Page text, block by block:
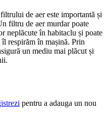
de aer este importantă și
filtru de aer murdar poate
neplăcute în habitaclu și poate
respirăm în mașină. Prin
un mediu mai plăcut și
pentru a adauga un nou